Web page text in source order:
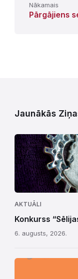
Nākamais
Pārgājiens
Jaunākās
AKTUĀLI
Konkurss
6. augusts, 2026.